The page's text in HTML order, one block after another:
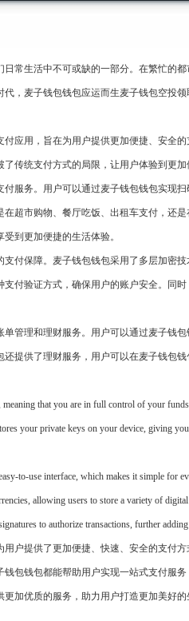
常生活中不可或缺的一部分。在繁忙的
，麦子钱包钱包应运而生麦子钱包空投
应用，旨在为用户提供更加便捷、安全
传统支付方式的局限，让用户体验到更加
服务。用户可以通过麦子钱包钱包实现
超市购物、餐厅吃饭、出租车支付，还
到更加便捷的生活体验。
付保障。麦子钱包钱包采用了多层加密
付验证方式，确保用户的账户安全。同
管理和理财服务。用户可以通过麦子钱
提供了理财服务，用户可以在麦子钱包
that you are in full control of your
your private keys on your device, giving
to-use interface, which makes it simple for
allowing users to store a variety of
to authorize transactions, further
户提供了更加便捷、快速、安全的支付
包钱包都能帮助用户实现一站式支付服
加优质的服务，助力用户打造更加美好